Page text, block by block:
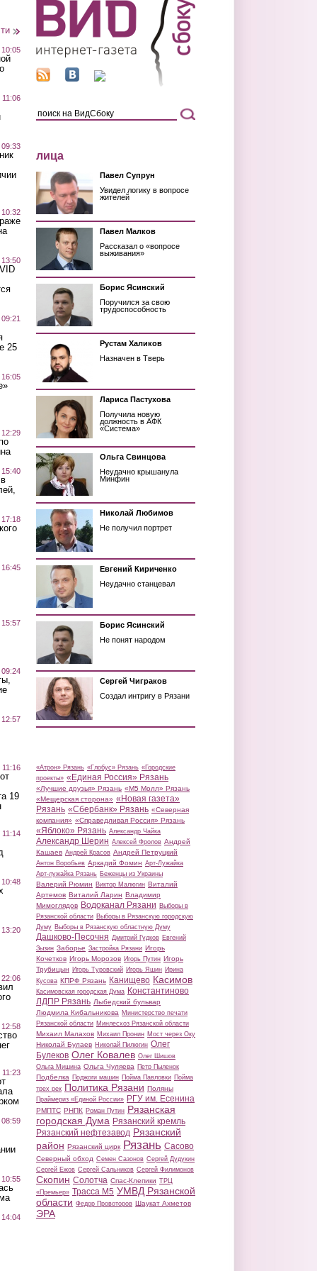
13:50
25
16:05
12:29
15:57
19
10:48
22:06
лица
Павел Супрун
Увидел логику в вопросе
жителей
Павел Малков
Рассказал о «вопросе
выживания»
Борис Ясинский
Поручился за свою
трудоспособность
Рустам Халиков
Назначен в Тверь
Лариса Пастухова
Получила новую
должность в АФК
«Система»
Ольга Свинцова
Неудачно крышанула
Минфин
Николай Любимов
Не получил портрет
Евгений Кириченко
Неудачно станцевал
Борис Ясинский
Не понят народом
Сергей Чиграков
Создал интригу в Рязани
«Атрон» Рязань «Глобус» Рязань «Городские
проекты» «Единая Россия» Рязань
«Лучшие друзья» Рязань «М5 Молл» Рязань
«Мещерская сторона» «Новая газета»
Рязань «Сбербанк» Рязань «Северная
компания» «Справедливая Россия» Рязань
«Яблоко» Рязань Александр Чайка
Александр Шерин Алексей Фролов Андрей
Кашаев Андрей Красов Андрей Петруцкий
Антон Воробьев Аркадий Фомин Арт-Лужайка
Арт-лужайка Рязань Беженцы из Украины
Валерий Рюмин Виктор Малюгин Виталий
Артемов Виталий Ларин Владимир
Мимоглядов Водоканал Рязани Выборы в
Рязанской области Выборы в Рязанскую городскую
Думу Выборы в Рязанскую областную Думу
Дашково-Песочня Дмитрий Гудков Евгений
Зызин Заборье Застройка Рязани Игорь
Кочетков Игорь Морозов Игорь Путин Игорь
Трубицын Игорь Туровский Игорь Яшин Ирина
Кусова КПРФ Рязань Канищево Касимов
Касимовская городская Дума Константиново
ЛДПР Рязань Лыбедский бульвар
Людмила Кибальникова Министерство печати
Рязанской области Минлесхоз Рязанской области
Михаил Малахов Михаил Пронин Мост через Оку
Николай Булаев Николай Пилюгин Олег
Булеков Олег Ковалев Олег Шишов
Ольга Мишина Ольга Чуляева Петр Пыленок
Подбелка Поджоги машин Пойма Павловки Пойма
трех рек Политика Рязани Поляны
Праймериз «Единой России» РГУ им. Есенина
РМПТС РНПК Роман Путин Рязанская
городская Дума Рязанский кремль
Рязанский нефтезавод Рязанский
район Рязанский цирк Рязань Сасово
Северный обход Семен Сазонов Сергей Дудукин
Сергей Ежов Сергей Сальников Сергей Филимонов
Скопин Солотча Спас-Клепики ТРЦ
«Премьер» Трасса М5 УМВД Рязанской
области Федор Провоторов Шаукат Ахметов
ЭРА